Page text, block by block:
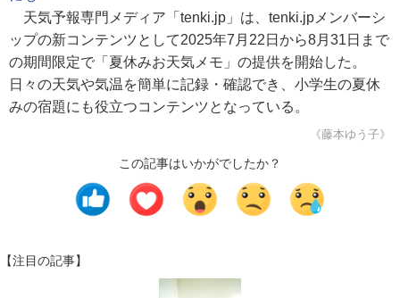
天気予報専門メディア「tenki.jp」は、tenki.jpメンバーシ
ップの新コンテンツとして2025年7月22日から8月31日まで
の期間限定で「夏休みお天気メモ」の提供を開始した。
日々の天気や気温を簡単に記録・確認でき、小学生の夏休
みの宿題にも役立つコンテンツとなっている。
《藤本ゆう子》
この記事はいかがでしたか？
【注目の記事】